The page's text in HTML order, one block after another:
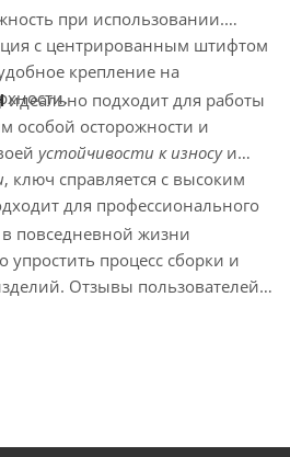
при использовании.
с центрированным штифтом
крепление на
идеально подходит для работы
особой осторожности и
устойчивости к износуи
, ключ справляется с высоким
для профессионального
повседневной жизни
упростить процесс сборки и
Отзывы пользователей
прочности, что делает